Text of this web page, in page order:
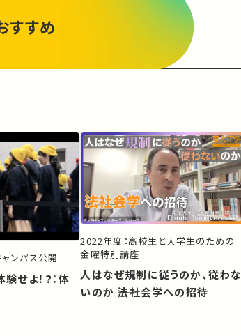
すすめ
ンパス公開
2022年度：高校生と大学生のための
金曜特別講座
人はなぜ規制に従うのか、従わな
いのか ――法社会学への招待